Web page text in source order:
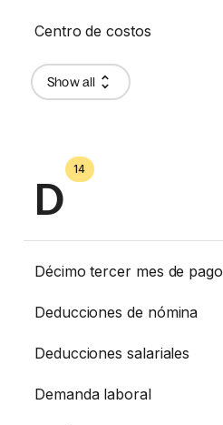
Centro de costos
Show all
D
14
Décimo tercer mes de pago
Deducciones de nómina
Deducciones salariales
Demanda laboral